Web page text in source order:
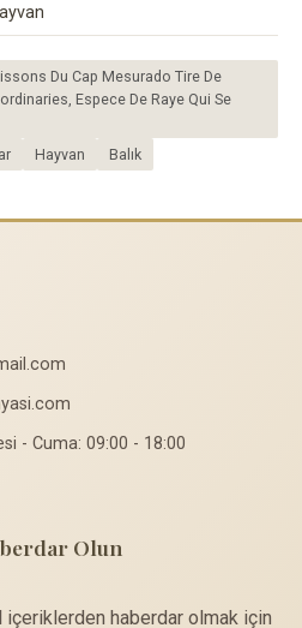
Du Cap Mesurado Tire De
Espece De Raye Qui Se
Hayvan Balık
- Cuma: 09:00 - 18:00
Olun
haberdar olmak için